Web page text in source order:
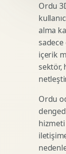
Kurumsal Logo
Uluslararasi SEO
SEO Icerik Stratejisi
Schema Markup
Ordu
alma
içerik
sektör,
Ordu
hizmeti